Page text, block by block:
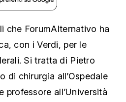
che ForumAlternativo ha
con i Verdi, per le
Si tratta di Pietro
di chirurgia all’Ospedale
professore all’Università